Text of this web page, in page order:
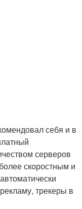
себя и в
серверов
скоростным и
трекеры в